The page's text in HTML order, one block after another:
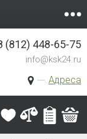
Адреса
(812) 448-65-75
info@ksk24.ru